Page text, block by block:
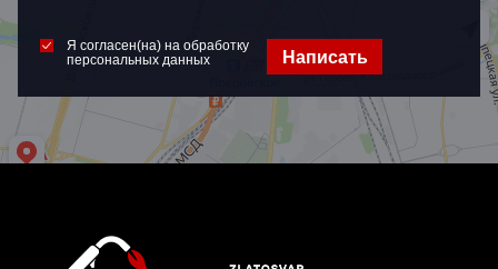
Я согласен(на) на обработку
персональных данных
Написать
персональных данных